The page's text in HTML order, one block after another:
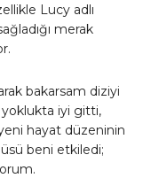
Lucy adlı
merak
bakarsam diziyi
iyi gitti,
hayat düzeninin
beni etkiledi;